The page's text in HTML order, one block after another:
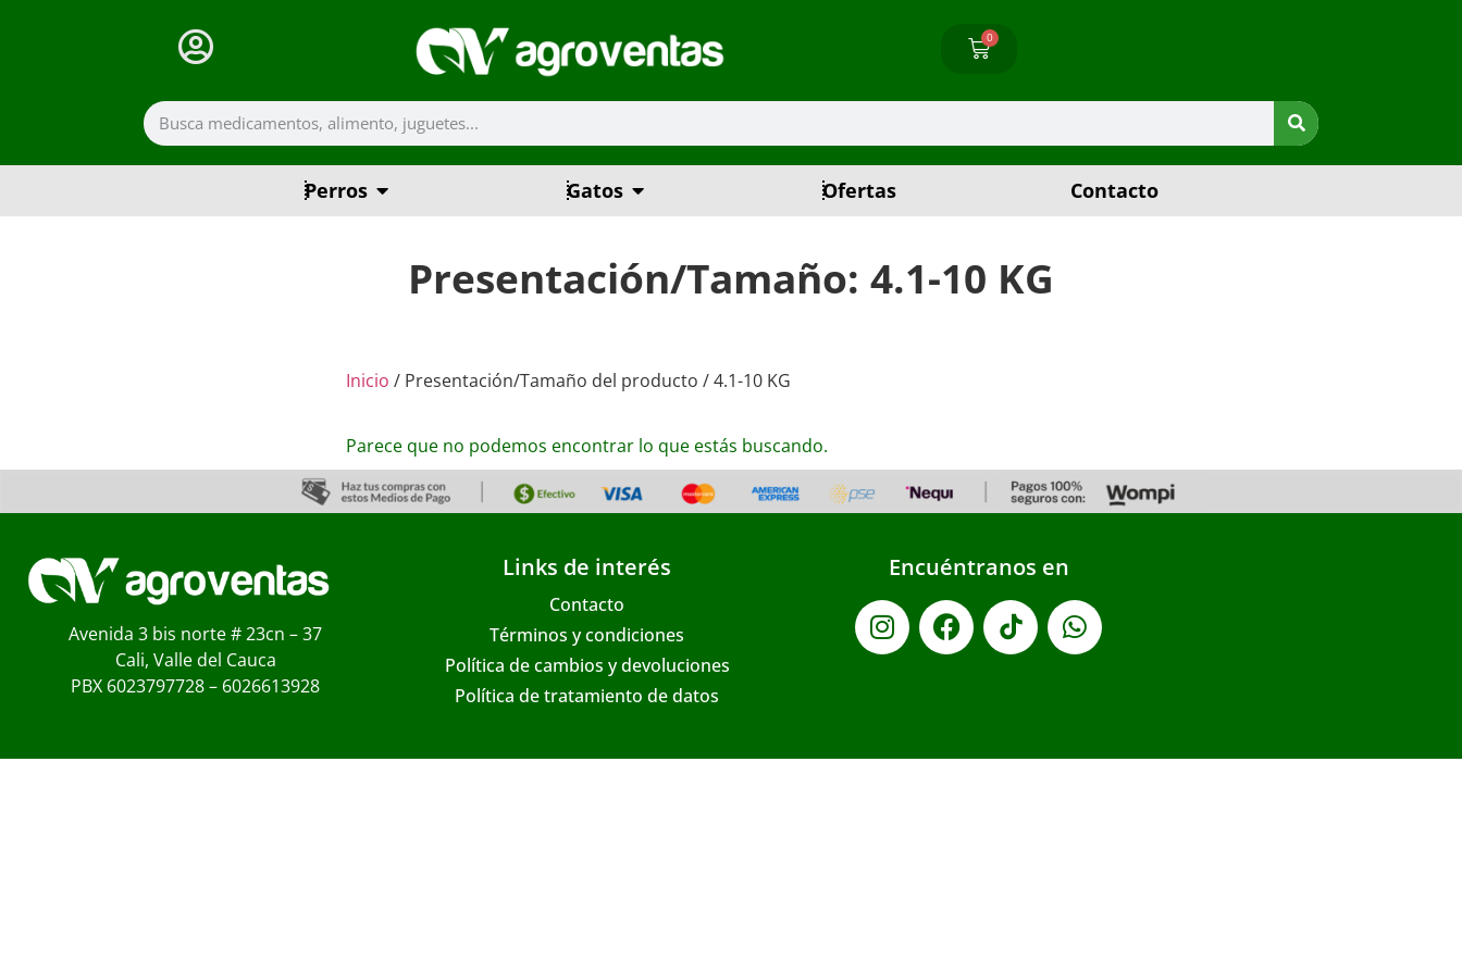
0
Perros Gatos Ofertas Contacto
Presentación/Tamaño: 4.1-10 KG
Inicio / Presentación/Tamaño del producto / 4.1-10 KG
Parece que no podemos encontrar lo que estás buscando.
Avenida 3 bis norte # 23cn – 37
Cali, Valle del Cauca
PBX 6023797728 – 6026613928
Links de interés
Contacto
Términos y condiciones
Política de cambios y devoluciones
Política de tratamiento de datos
Encuéntranos en